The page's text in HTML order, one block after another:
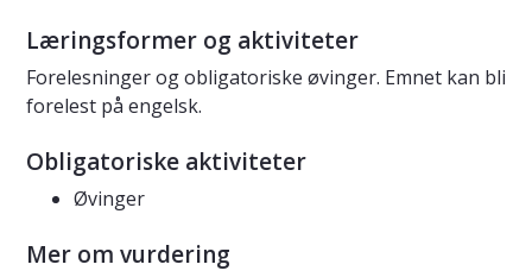
Læringsformer og aktiviteter
Forelesninger og obligatoriske øvinger. Emnet kan bli
forelest på engelsk.
Obligatoriske aktiviteter
Øvinger
Mer om vurdering